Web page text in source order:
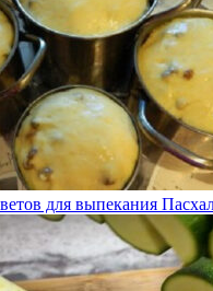
для выпекания